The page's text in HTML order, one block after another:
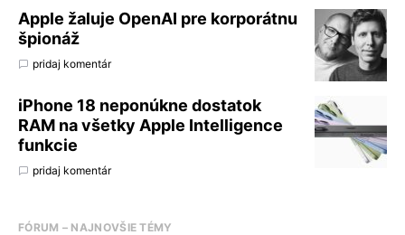
Apple žaluje OpenAI pre korporátnu
špionáž
pridaj komentár
iPhone 18 neponúkne dostatok
RAM na všetky Apple Intelligence
funkcie
pridaj komentár
FÓRUM – NAJNOVŠIE TÉMY